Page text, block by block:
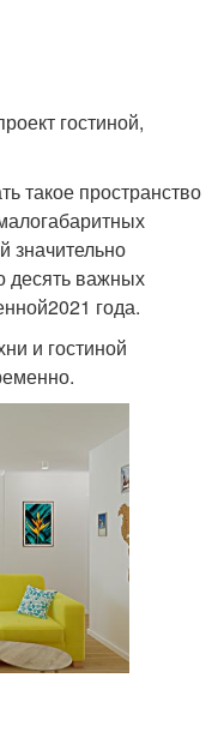
гостиной,
такое пространство
значительно
десять важных
года.
и гостиной